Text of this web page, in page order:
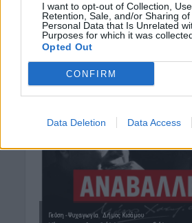
I want to opt-out of Collection, Use,
Retention, Sale, and/or Sharing of
Personal Data that Is Unrelated
Purposes for which it was
Opted Out
CONFIRM
Data Deletion Data Access